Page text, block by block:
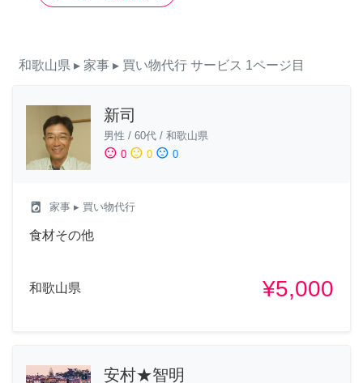
和歌山県 ▸ 家事 ▸ 買い物代行 サービス 1ページ目
新司
男性 / 60代 / 和歌山県
sentiment_satisfied 0 sentiment_neutral 0 sentiment_dissatisfied 0
local_laundry_service 家事 ▸ 買い物代行
食材その他
和歌山県 ¥5,000
安村★智明